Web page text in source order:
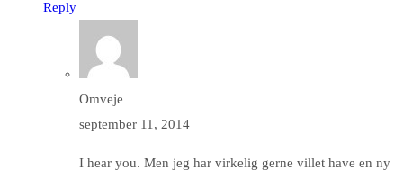
Reply
Omveje
september 11, 2014
I hear you. Men jeg har virkelig gerne villet have en ny